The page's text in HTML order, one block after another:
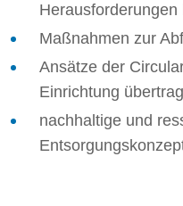
Herausforderungen
Maßnahmen zur
Ansätze der
Einrichtung
nachhaltige und